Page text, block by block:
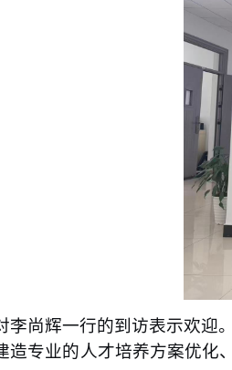
李尚辉一行的到访表示欢迎
造专业的人才培养方案优化